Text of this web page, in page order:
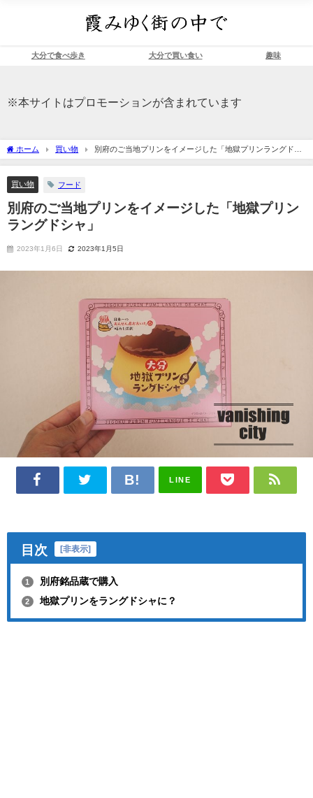
大分で食べ歩き 大分で買い食い 趣味
※本サイトはプロモーションが含まれています
ホーム 買い物
別府のご当地プリンをイメージした「地獄プリンラングドシ
ャ」
買い物 フード
別府のご当地プリンをイメージした「地獄プリン
ラングドシャ」
2023年1月6日 2023年1月5日
LINE
目次 [非表示]
1 別府銘品蔵で購入
2 地獄プリンをラングドシャに？